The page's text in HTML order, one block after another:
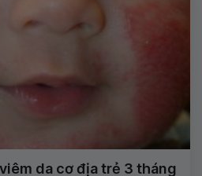
da cơ địa trẻ 3 tháng